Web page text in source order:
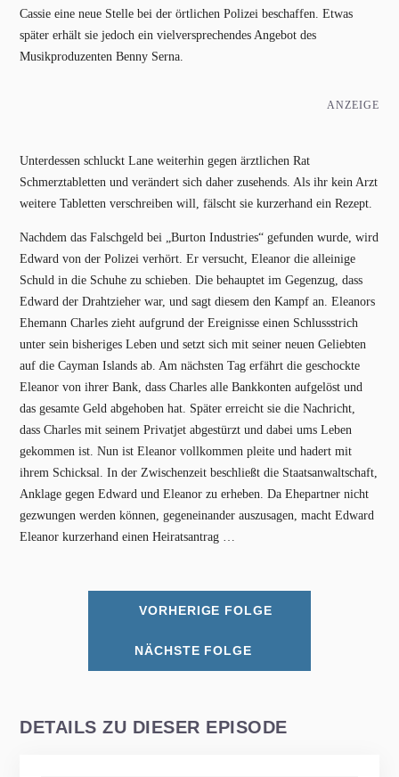
Cassie eine neue Stelle bei der örtlichen Polizei beschaffen. Etwas
später erhält sie jedoch ein vielversprechendes Angebot des
Musikproduzenten Benny Serna.
ANZEIGE
Unterdessen schluckt Lane weiterhin gegen ärztlichen Rat
Schmerztabletten und verändert sich daher zusehends. Als ihr kein Arzt
weitere Tabletten verschreiben will, fälscht sie kurzerhand ein Rezept.
Nachdem das Falschgeld bei „Burton Industries“ gefunden wurde, wird
Edward von der Polizei verhört. Er versucht, Eleanor die alleinige
Schuld in die Schuhe zu schieben. Die behauptet im Gegenzug, dass
Edward der Drahtzieher war, und sagt diesem den Kampf an. Eleanors
Ehemann Charles zieht aufgrund der Ereignisse einen Schlussstrich
unter sein bisheriges Leben und setzt sich mit seiner neuen Geliebten
auf die Cayman Islands ab. Am nächsten Tag erfährt die geschockte
Eleanor von ihrer Bank, dass Charles alle Bankkonten aufgelöst und
das gesamte Geld abgehoben hat. Später erreicht sie die Nachricht,
dass Charles mit seinem Privatjet abgestürzt und dabei ums Leben
gekommen ist. Nun ist Eleanor vollkommen pleite und hadert mit
ihrem Schicksal. In der Zwischenzeit beschließt die Staatsanwaltschaft,
Anklage gegen Edward und Eleanor zu erheben. Da Ehepartner nicht
gezwungen werden können, gegeneinander auszusagen, macht Edward
Eleanor kurzerhand einen Heiratsantrag …
VORHERIGE FOLGE
NÄCHSTE FOLGE
DETAILS ZU DIESER EPISODE